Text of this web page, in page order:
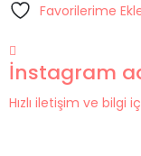
Favorilerime
İnstagram
Hızlı iletişim ve bilgi